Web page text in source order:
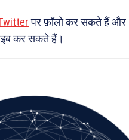
पर फ़ॉलो कर सकते हैं और
कर सकते हैं।